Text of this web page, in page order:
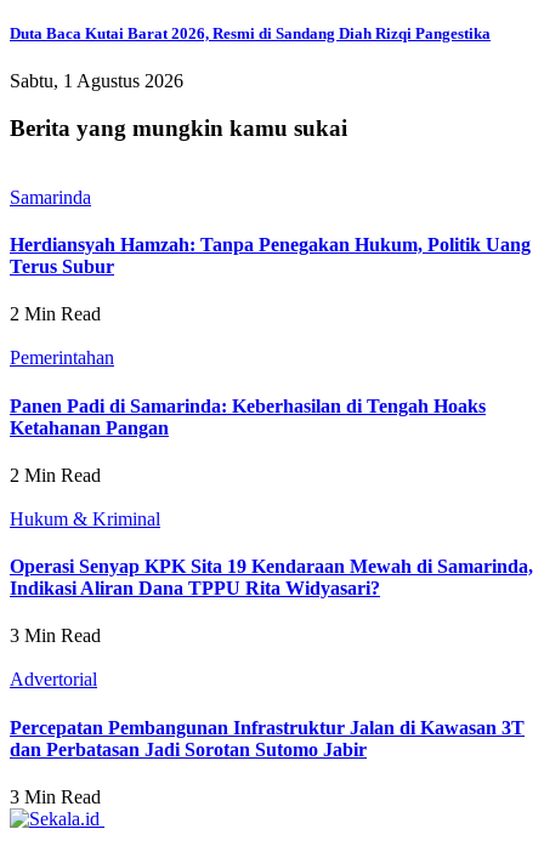
Duta Baca Kutai Barat 2026, Resmi di Sandang Diah Rizqi Pangestika
Sabtu, 1 Agustus 2026
Berita yang mungkin kamu sukai
Samarinda
Herdiansyah Hamzah: Tanpa Penegakan Hukum, Politik Uang
Terus Subur
2 Min Read
Pemerintahan
Panen Padi di Samarinda: Keberhasilan di Tengah Hoaks
Ketahanan Pangan
2 Min Read
Hukum & Kriminal
Operasi Senyap KPK Sita 19 Kendaraan Mewah di Samarinda,
Indikasi Aliran Dana TPPU Rita Widyasari?
3 Min Read
Advertorial
Percepatan Pembangunan Infrastruktur Jalan di Kawasan 3T
dan Perbatasan Jadi Sorotan Sutomo Jabir
3 Min Read